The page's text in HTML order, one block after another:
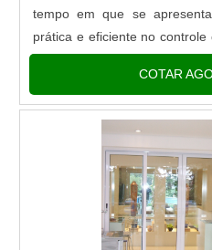
tempo em que se
prática e eficiente no controle
é fabricada a partir de
padrão de qualidad....
COTAR